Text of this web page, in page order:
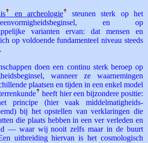
ꜛ en archeologieꜛ
steunen sterk op het
en op
varianten ervan: dat mensen en
op voldoende fundamenteel niveau steeds
doen een continu sterk beroep op
wanneer ze waarnemingen
plaatsen en tijden in een enkel model
ꜛ heeft hier een bijzondere positie:
principe (hier vaak middelmatigheids­
bij het opstellen van verklaringen die
die plaats hebben in een ver verleden en
— waar wij nooit zelfs maar in de buurt
uitbreiding hiervan is het cosmologisch